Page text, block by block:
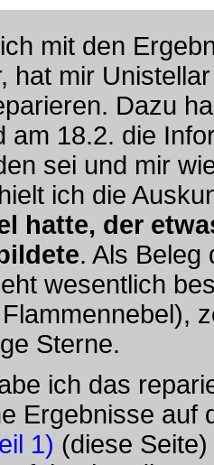
mit den
hat mir
Dazu
am 18.2. die
sei und mir
ich die
hatte, der
. Als Beleg
wesentlich
Sterne.
ich das
Ergebnisse auf
1) (diese